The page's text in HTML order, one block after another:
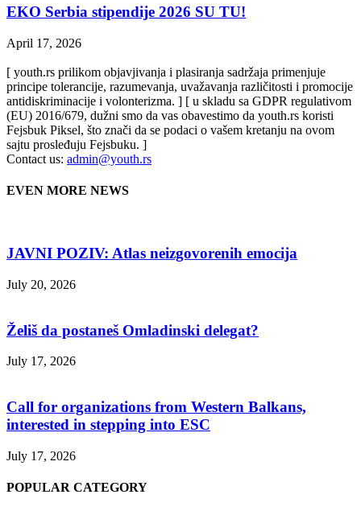
EKO Serbia stipendije 2026 SU TU!
April 17, 2026
[ youth.rs prilikom objavjivanja i plasiranja sadržaja primenjuje
principe tolerancije, razumevanja, uvažavanja različitosti i promocije
antidiskriminacije i volonterizma. ] [ u skladu sa GDPR regulativom
(EU) 2016/679, dužni smo da vas obavestimo da youth.rs koristi
Fejsbuk Piksel, što znači da se podaci o vašem kretanju na ovom
sajtu prosleđuju Fejsbuku. ]
Contact us: admin@youth.rs
EVEN MORE NEWS
JAVNI POZIV: Atlas neizgovorenih emocija
July 20, 2026
Želiš da postaneš Omladinski delegat?
July 17, 2026
Call for organizations from Western Balkans,
interested in stepping into ESC
July 17, 2026
POPULAR CATEGORY